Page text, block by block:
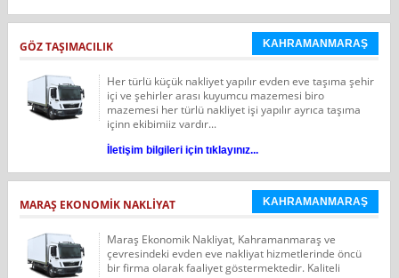
GÖZ TAŞIMACILIK KAHRAMANMARAŞ
Her türlü küçük nakliyet yapılır evden eve taşıma şehir
içi ve şehirler arası kuyumcu mazemesi biro
mazemesi her türlü nakliyet işi yapılır ayrıca taşıma
içinn ekibimiiz vardır...
İletişim bilgileri için tıklayınız...
MARAŞ EKONOMIK NAKLIYAT KAHRAMANMARAŞ
Maraş Ekonomik Nakliyat, Kahramanmaraş ve
çevresindeki evden eve nakliyat hizmetlerinde öncü
bir firma olarak faaliyet göstermektedir. Kaliteli